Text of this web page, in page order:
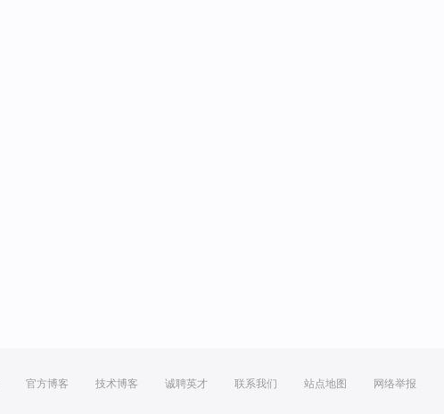
官方博客 技术博客 诚聘英才 联系我们 站点地图 网络举报